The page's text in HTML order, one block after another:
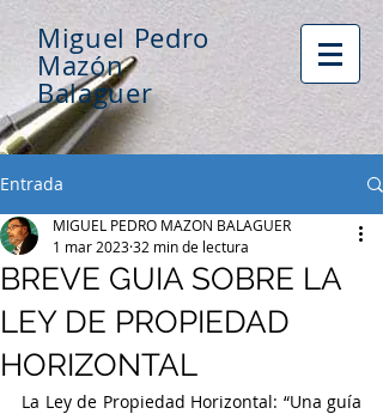
Miguel Pedro
Mazón
Balaguer
Entrada
BREVE GUIA SOBRE LA
LEY DE PROPIEDAD
HORIZONTAL
MIGUEL PEDRO MAZON BALAGUER
1 mar 202332 min de lectura
La Ley de Propiedad Horizontal: “Una guía